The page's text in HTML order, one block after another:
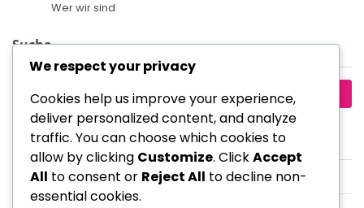
Wer wir sind
Suche
for:
Kategorien
Spielerrollen in der 4-3-2-1-Formation
We respect your privacy
Cookies help us improve your experience,
deliver personalized content, and analyze
traffic. You can choose which cookies to
allow by clicking Customize. ClickAccept
All to consent or Reject All to decline non-
essential cookies.